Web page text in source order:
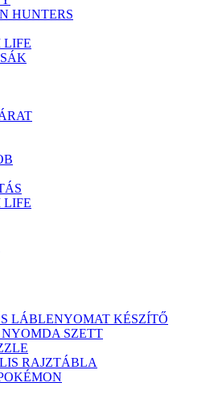
HUNTERS
LIFE
LIFE
LÁBLENYOMAT KÉSZÍTŐ
SZETT
RAJZTÁBLA